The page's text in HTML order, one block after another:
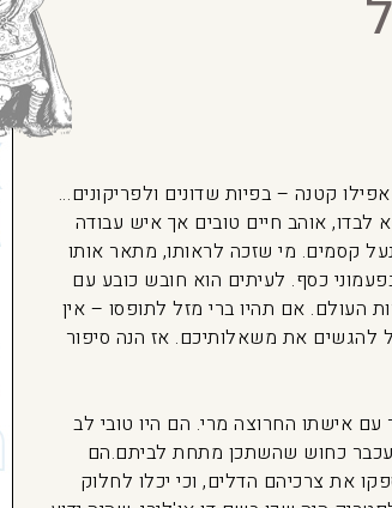
קטנה – בפיות שדונים ולפריקונים…
לבדו, אוהב חיים טובים אך איש עבודה
קסמים. מי שזכה לראותו, מתאר אותו
כסף. לעיתים הוא חובש כובע עם
העולם. אם תהיו ברי מזל לתופסו – אין
להגשים את משאלותיכם. אז הנה סיפור
אישתו החרוצה מרי. הם היו טובי לב
כחוש שהשתכן מתחת לביתם.הם
את צרכיהם הדלים, וכי יכלו לחלוק